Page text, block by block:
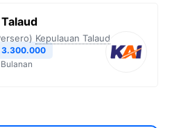
Kepulauan Talaud
3.300.000
Bulanan